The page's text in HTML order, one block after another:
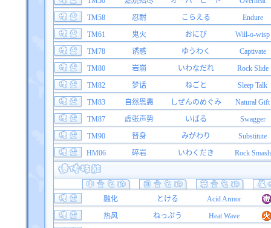
TM58
忍耐 こらえる
Endure
TM61
鬼火 おにび
Will-o-wisp
TM78
诱惑 ゆうわく
Captivate
TM80
岩崩 いわなだれ
Rock Slide
TM82
梦话 ねごと
Sleep Talk
TM83
自然恩惠 しぜんのめぐみ
Natural Gift
TM87
虚张声势 いばる
Swagger
TM90
替身 みがわり
Substitute
HM06
碎岩 いわくだき Rock Smash
融化 とける
Acid Armor
热风
ねっぷう
Heat Wave